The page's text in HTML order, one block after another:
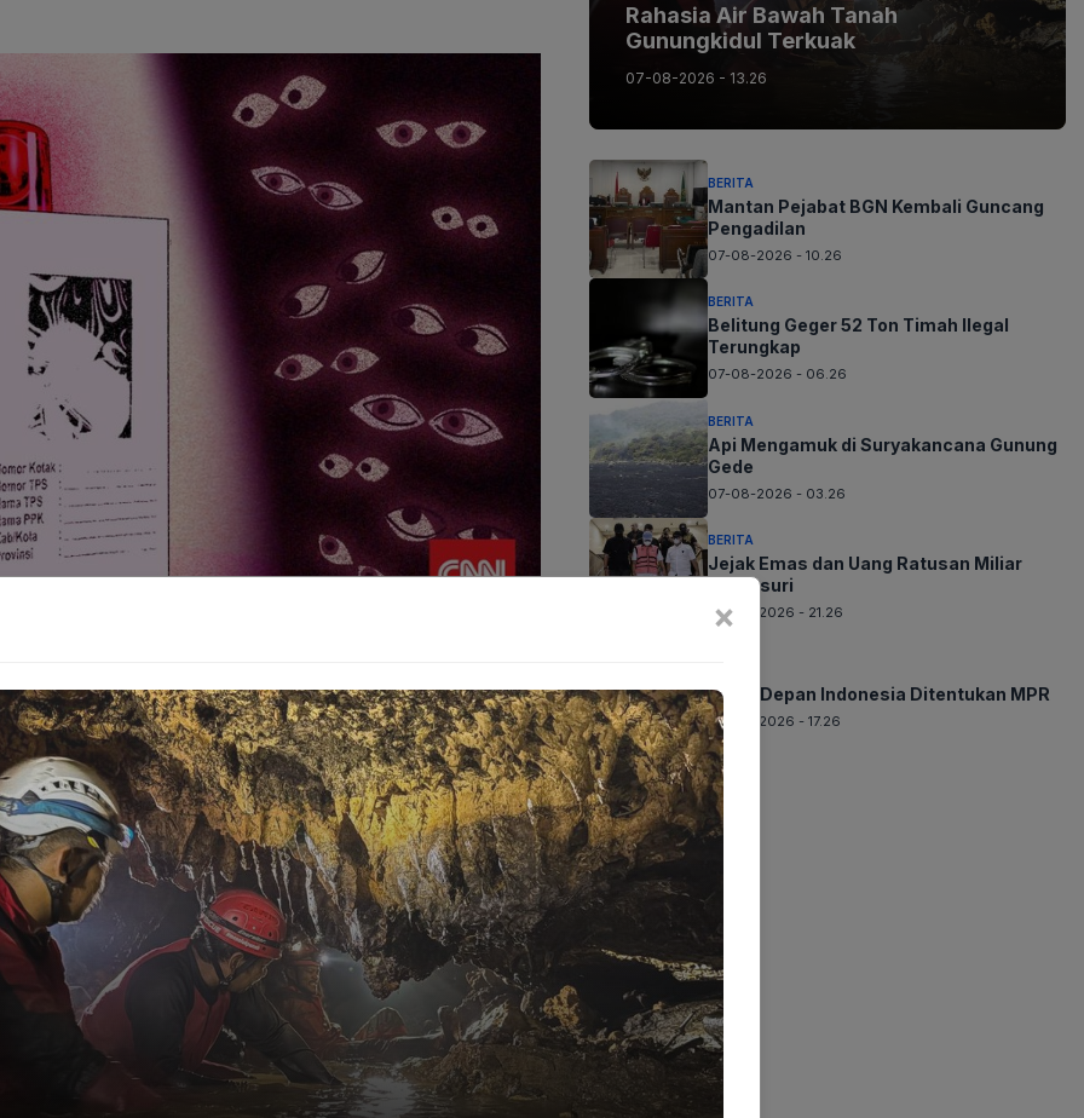
pos penting. Tahap perencanaan saja menelan
verifikasi partai politik calon peserta Pemilu 2029,
Badan Ad hoc, yang biasanya dimulai seiring
Rahasia Air Bawah Tanah
Gunungkidul Terkuak
07-08-2026 - 13.26
BERITA
Mantan Pejabat BGN Kembali Guncang
Pengadilan
07-08-2026 - 10.26
BERITA
Belitung Geger 52 Ton Timah Ilegal
Terungkap
07-08-2026 - 06.26
BERITA
Api Mengamuk di Suryakancana Gunung
Gede
07-08-2026 - 03.26
BERITA
Jejak Emas dan Uang Ratusan Miliar
Ditelusuri
06-08-2026 - 21.26
Masa Depan Indonesia Ditentukan MPR
06-08-2026 - 17.26
×